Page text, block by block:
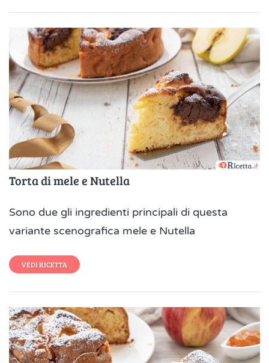
Torta di mele e Nutella
Sono due gli ingredienti principali di questa
variante scenografica mele e Nutella
VEDI RICETTA